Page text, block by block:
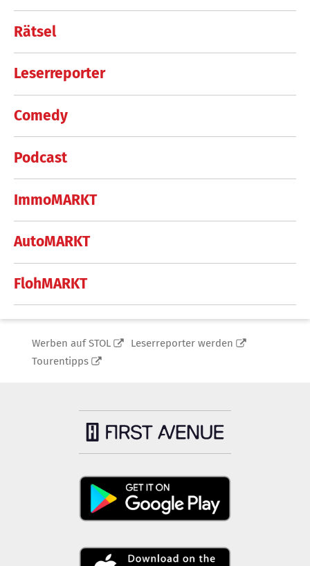
Rätsel
Leserreporter
Comedy
Podcast
ImmoMARKT
AutoMARKT
FlohMARKT
Werben auf STOL
Leserreporter werden
Tourentipps